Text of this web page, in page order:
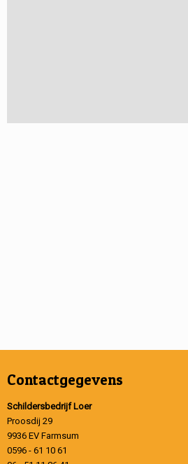
Contactgegevens
Schildersbedrijf Loer
Proosdij 29
9936 EV Farmsum
0596 - 61 10 61